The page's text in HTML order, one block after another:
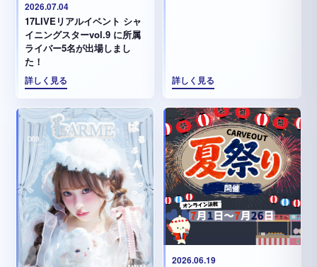
2026.07.04
17LIVEリアルイベント シャ
イニングスターvol.9 に所属
ライバー5名が出場しまし
た！
詳しく見る 詳しく見る
2026.06.19